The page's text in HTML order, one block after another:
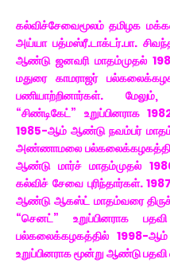
கல்விச்சேவைமூலம் தமிழக
அய்யா பத்மஸ்ரீ.டாக்டர்.பா.
ஆண்டு ஜனவரி மாதம்முதல்
மதுரை காமராஜர்
பணியாற்றினார்கள்.
“சிண்டிகேட்” உறுப்பினராக
1985-ஆம் ஆண்டு நவம்பர்
அண்ணாமலை பல்கலைக்கழகத்தில்
ஆண்டு மார்ச் மாதம்முதல்
கல்விச் சேவை புரிந்தார்கள்.
ஆண்டு ஆகஸ்ட் மாதம்வரை
“செனட்” உறுப்பினராக
பல்கலைக்கழகத்தில் 1998-
உறுப்பினராக மூன்று ஆண்டு